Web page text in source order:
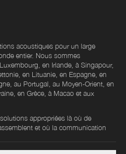
acoustiques pour un large
entier. Nous sommes
en Irlande, à Singapour,
en Lituanie, en Espagne, en
au Portugal, au Moyen-Orient, en
en Grèce, à Macao et aux
appropriées là où de
et où la communication